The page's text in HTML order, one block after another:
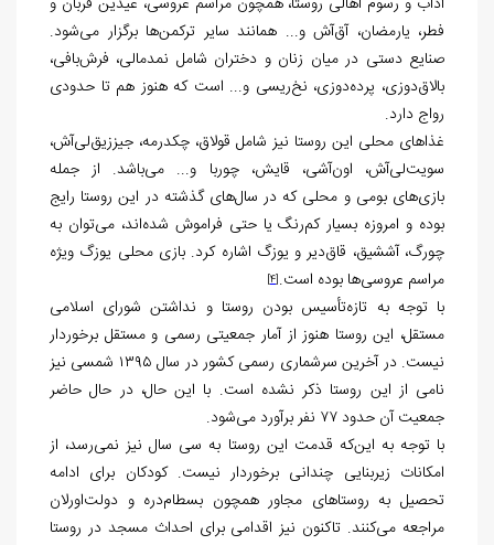
فطر، یارمضان، آق‌آش و... همانند سایر ترکمن‌ها برگزار می‌شود.
صنایع دستی در میان زنان و دختران شامل نمدمالی، فرش‌بافی،
بالاق‌دوزی، پرده‌دوزی، نخ‌ریسی و... است که هنوز هم تا حدودی
رواج دارد.
غذاهای محلی این روستا نیز شامل قولاق، چکدرمه، جیززیق‌لی‌آش،
سویت‌لی‌آش، اون‌آشی، قایش، چوربا و... می‌باشد. از جمله
بازی‌های بومی و محلی که در سال‌های گذشته در این روستا رایج
بوده و امروزه بسیار کم‌رنگ یا حتی فراموش شده‌اند، می‌توان به
چورگ، آششیق، قاق‌دیر و یوزگ اشاره کرد. بازی محلی یوزگ ویژه
مراسم عروسی‌ها بوده است.[4]
با توجه به تازه‌تأسیس بودن روستا و نداشتن شورای اسلامی
مستقل، این روستا هنوز از آمار جمعیتی رسمی و مستقل برخوردار
نیست. در آخرین سرشماری رسمی کشور در سال ۱۳۹۵ شمسی نیز
نامی از این روستا ذکر نشده است. با این حال، در حال حاضر
جمعیت آن حدود ۷۷ نفر برآورد می‌شود.
با توجه به این‌که قدمت این روستا به سی سال نیز نمی‌رسد، از
امکانات زیربنایی چندانی برخوردار نیست. کودکان برای ادامه
تحصیل به روستاهای مجاور همچون بسطام‌دره و دولت‌اورلان
مراجعه می‌کنند. تاکنون نیز اقدامی برای احداث مسجد در روستا